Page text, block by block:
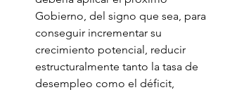
Gobierno, del signo que sea, para
conseguir incrementar su
crecimiento potencial, reducir
estructuralmente tanto la tasa de
desempleo como el déficit,